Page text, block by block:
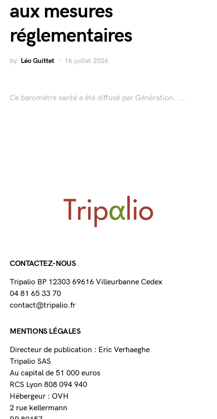
aux mesures
réglementaires
by Léo Guittet 16 juillet 2026
Ce baromètre santé a été diffusé par Génération. ...
CONTACTEZ-NOUS
Tripalio BP 12303 69616 Villeurbanne Cedex
04 81 65 33 70
contact@tripalio.fr
MENTIONS LÉGALES
Directeur de publication : Eric Verhaeghe
Tripalio SAS
Au capital de 51 000 euros
RCS Lyon 808 094 940
Hébergeur : OVH
2 rue kellermann